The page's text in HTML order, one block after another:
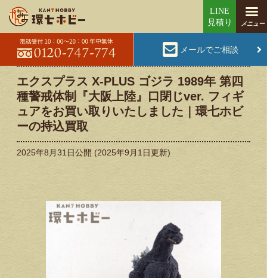
メールでご相談
エクスプラス X-PLUS ゴジラ 1989年 第四
種警戒体制『大阪上陸』口閉じver. フィギ
ュアをお買い取りいたしました｜環七ホビ
ーの持込買取
2025年8月31日公開 (2025年9月1日更新)